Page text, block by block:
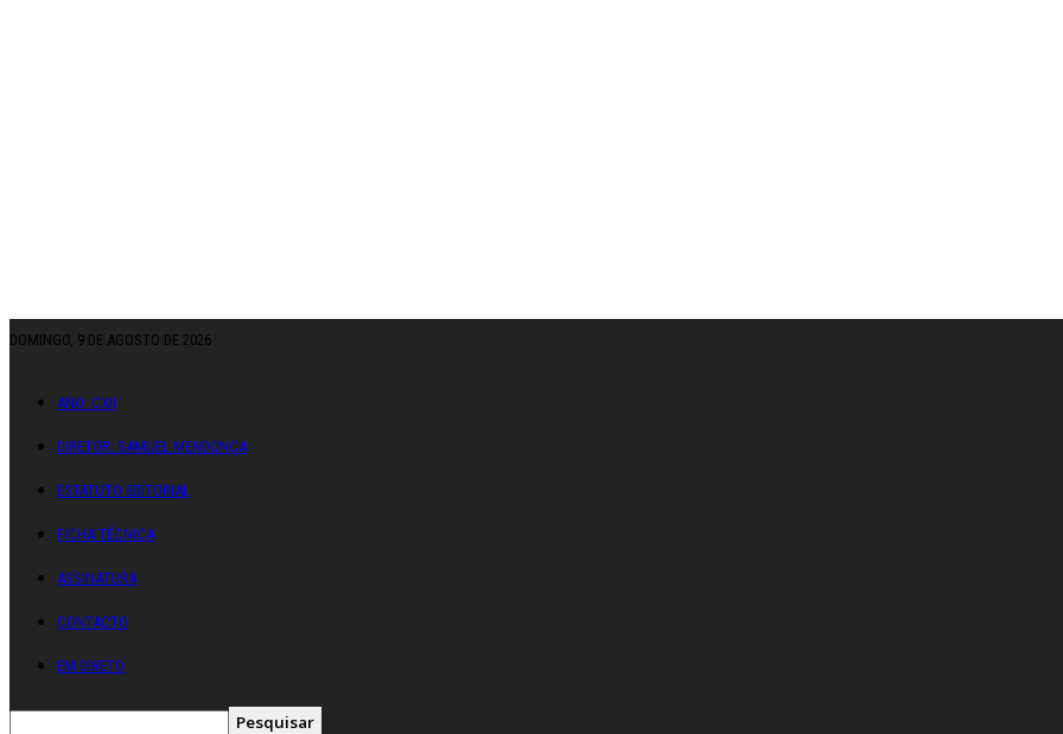
DOMINGO, 9 DE AGOSTO DE 2026
ANO: CXII
DIRETOR: SAMUEL MENDONÇA
ESTATUTO EDITORIAL
FICHA TÉCNICA
ASSINATURA
CONTACTO
EM DIRETO